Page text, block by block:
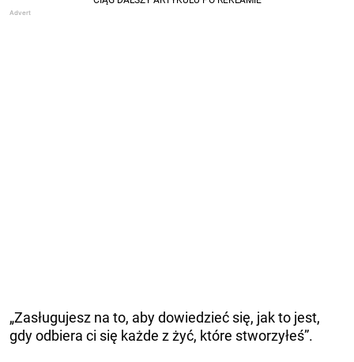
„Zasługujesz na to, aby dowiedzieć się, jak to jest,
gdy odbiera ci się każde z żyć, które stworzyłeś”.